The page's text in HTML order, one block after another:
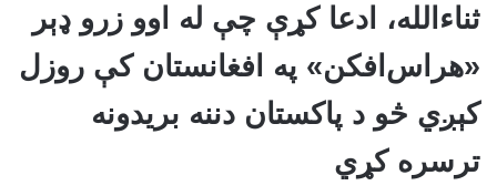
ثناءالله، ادعا کړې چې له اوو زرو ډېر
«هراس‌افکن» په افغانستان کې روزل
کېږي څو د پاکستان دننه بریدونه
ترسره کړي